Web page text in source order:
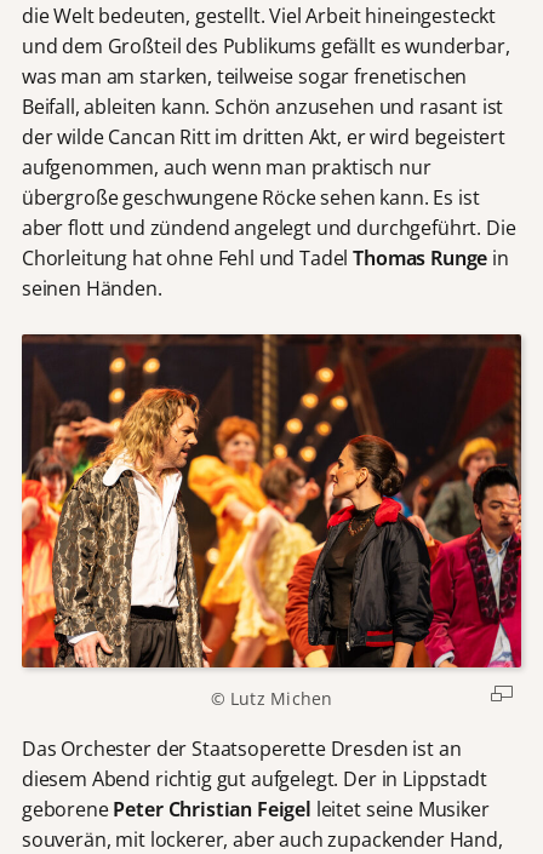
die Welt bedeuten, gestellt. Viel Arbeit hineingesteckt
und dem Großteil des Publikums gefällt es wunderbar,
was man am starken, teilweise sogar frenetischen
Beifall, ableiten kann. Schön anzusehen und rasant ist
der wilde Cancan Ritt im dritten Akt, er wird begeistert
aufgenommen, auch wenn man praktisch nur
übergroße geschwungene Röcke sehen kann. Es ist
aber flott und zündend angelegt und durchgeführt. Die
Chorleitung hat ohne Fehl und TadelThomas Runge in
seinen Händen.
© Lutz Michen
Das Orchester der Staatsoperette Dresden ist an
diesem Abend richtig gut aufgelegt. Der in Lippstadt
geborenePeter Christian Feigel leitet seine Musiker
souverän, mit lockerer, aber auch zupackender Hand,